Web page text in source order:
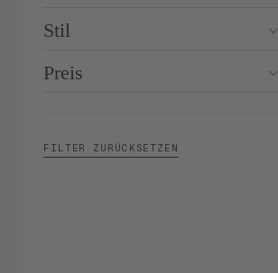
Stil
Preis
FILTER ZURÜCKSETZEN